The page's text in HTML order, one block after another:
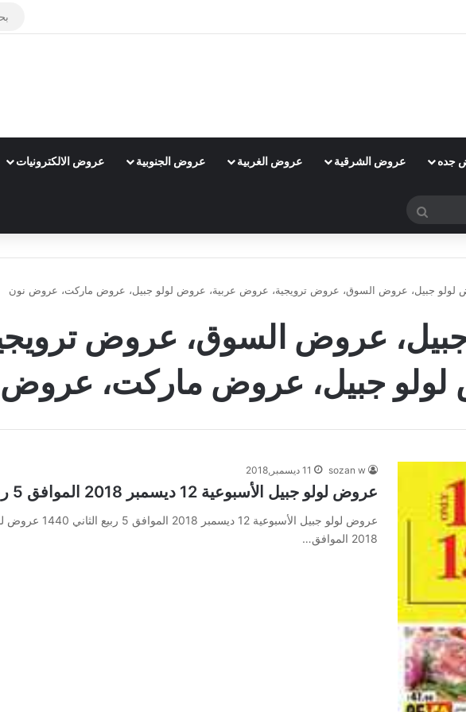
جده عروض الشرقية عروض الغربية عروض الجنوبية عروض الالكترونيات
بحث
لولو جبيل، عروض السوق، عروض ترويجية، عروض عربية، عروض لولو جبيل، عروض ماركت، عروض نون
عروض السوق، عروض
لولو جبيل، عروض ماركت،
sozan w 11 ديسمبر,2018
عروض لولو جبيل الأسبوعية 12 ديسمبر 2018 الموافق 5 ربيع الثاني 1440
2018 الموافق…